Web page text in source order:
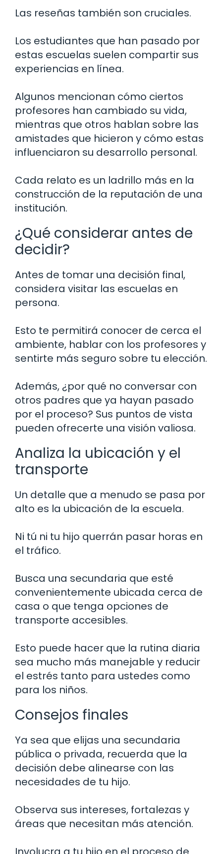
Las reseñas también son cruciales.
Los estudiantes que han pasado por
estas escuelas suelen compartir sus
experiencias en línea.
Algunos mencionan cómo ciertos
profesores han cambiado su vida,
mientras que otros hablan sobre las
amistades que hicieron y cómo estas
influenciaron su desarrollo personal.
Cada relato es un ladrillo más en la
construcción de la reputación de una
institución.
¿Qué considerar antes de
decidir?
Antes de tomar una decisión final,
considera visitar las escuelas en
persona.
Esto te permitirá conocer de cerca el
ambiente, hablar con los profesores y
sentirte más seguro sobre tu elección.
Además, ¿por qué no conversar con
otros padres que ya hayan pasado
por el proceso? Sus puntos de vista
pueden ofrecerte una visión valiosa.
Analiza la ubicación y el
transporte
Un detalle que a menudo se pasa por
alto es la ubicación de la escuela.
Ni tú ni tu hijo querrán pasar horas en
el tráfico.
Busca una secundaria que esté
convenientemente ubicada cerca de
casa o que tenga opciones de
transporte accesibles.
Esto puede hacer que la rutina diaria
sea mucho más manejable y reducir
el estrés tanto para ustedes como
para los niños.
Consejos finales
Ya sea que elijas una secundaria
pública o privada, recuerda que la
decisión debe alinearse con las
necesidades de tu hijo.
Observa sus intereses, fortalezas y
áreas que necesitan más atención.